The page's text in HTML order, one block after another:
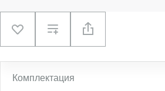
Комплектация